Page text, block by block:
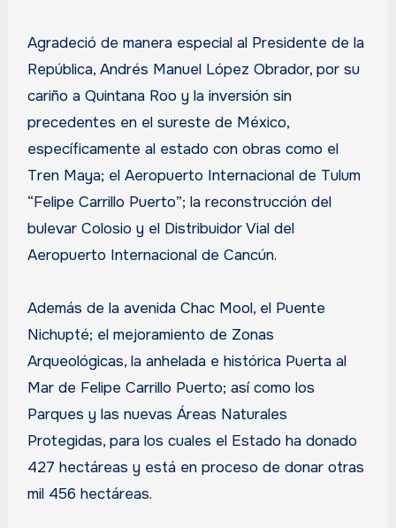
Agradeció de manera especial al Presidente de la
República, Andrés Manuel López Obrador, por su
cariño a Quintana Roo y la inversión sin
precedentes en el sureste de México,
específicamente al estado con obras como el
Tren Maya; el Aeropuerto Internacional de Tulum
“Felipe Carrillo Puerto”; la reconstrucción del
bulevar Colosio y el Distribuidor Vial del
Aeropuerto Internacional de Cancún.
Además de la avenida Chac Mool, el Puente
Nichupté; el mejoramiento de Zonas
Arqueológicas, la anhelada e histórica Puerta al
Mar de Felipe Carrillo Puerto; así como los
Parques y las nuevas Áreas Naturales
Protegidas, para los cuales el Estado ha donado
427 hectáreas y está en proceso de donar otras
mil 456 hectáreas.